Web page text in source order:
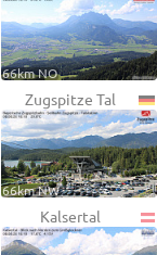
66km NO
Zugspitze Tal
66km NW
Kalsertal